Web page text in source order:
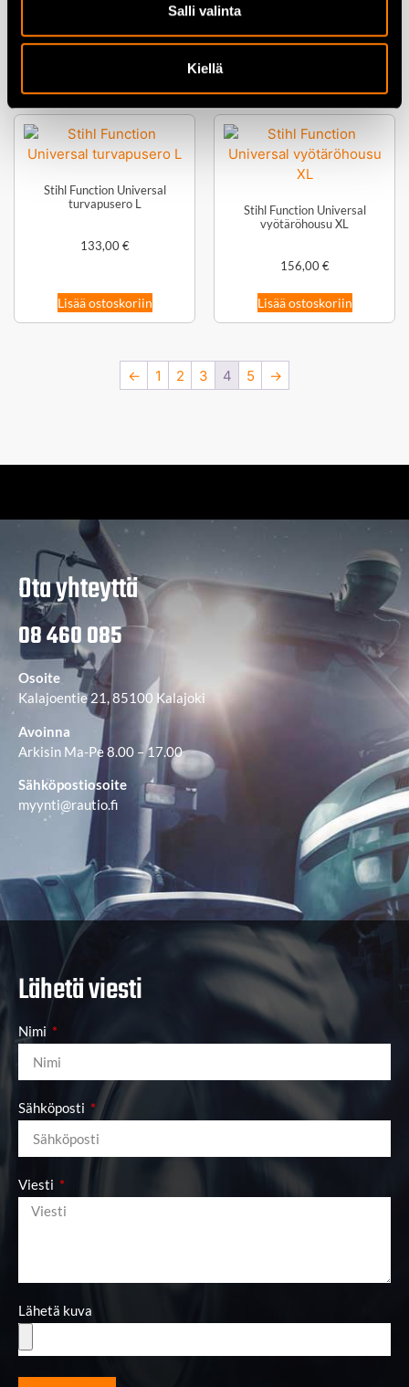
Salli valinta
Kiellä
Stihl Function Universal
turvapusero L
133,00€
Lisää ostoskoriin
Stihl Function Universal
vyötäröhousu XL
156,00€
Lisää ostoskoriin
← 1 2 3 4 5 →
Ota yhteyttä
08 460 085
Osoite
Kalajoentie 21, 85100 Kalajoki
Avoinna
Arkisin Ma-Pe 8.00 – 17.00
Sähköpostiosoite
myynti@rautio.fi
Lähetä viesti
Nimi
Sähköposti
Viesti
Lähetä kuva